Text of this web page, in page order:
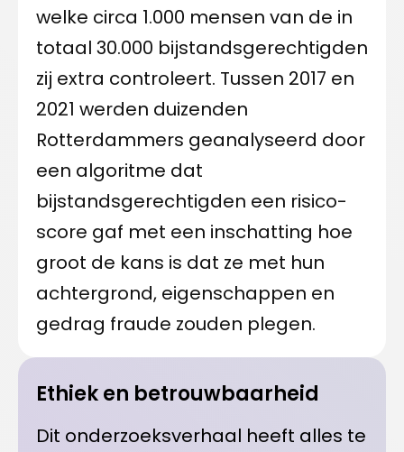
welke circa 1.000 mensen van de in
totaal 30.000 bijstandsgerechtigden
zij extra controleert. Tussen 2017 en
2021 werden duizenden
Rotterdammers geanalyseerd door
een algoritme dat
bijstandsgerechtigden een risico-
score gaf met een inschatting hoe
groot de kans is dat ze met hun
achtergrond, eigenschappen en
gedrag fraude zouden plegen.
Ethiek en betrouwbaarheid
Dit onderzoeksverhaal heeft alles te